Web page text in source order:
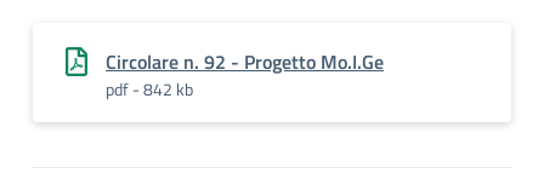
Circolare n. 92 - Progetto Mo.I.Ge
pdf - 842 kb